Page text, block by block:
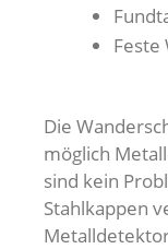
Feste
Die
möglich
sind kein
Stahlkappen